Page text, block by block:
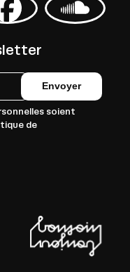
Envoyer
soient
de